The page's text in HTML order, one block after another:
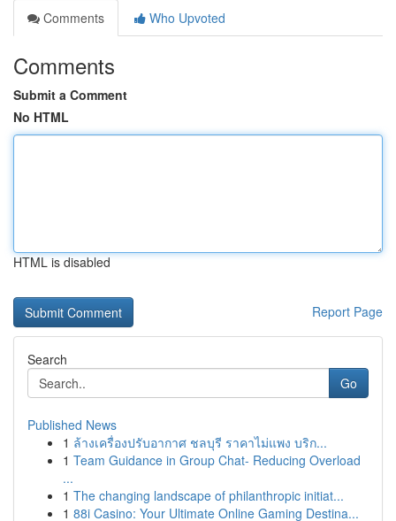
Comments
Who Upvoted
Comments
Submit a Comment
No HTML
HTML is disabled
Report Page
Search
Go
Published News
1 ล้างเครื่องปรับอากาศ ชลบุรี ราคาไม่แพง บริก...
1 Team Guidance in Group Chat- Reducing Overload
...
1 The changing landscape of philanthropic initiat...
1 88i Casino: Your Ultimate Online Gaming Destina...